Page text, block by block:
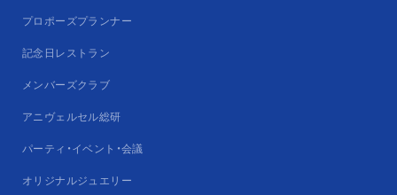
プロポーズプランナー
記念日レストラン
メンバーズクラブ
アニヴェルセル総研
パーティ・イベント・会議
オリジナルジュエリー